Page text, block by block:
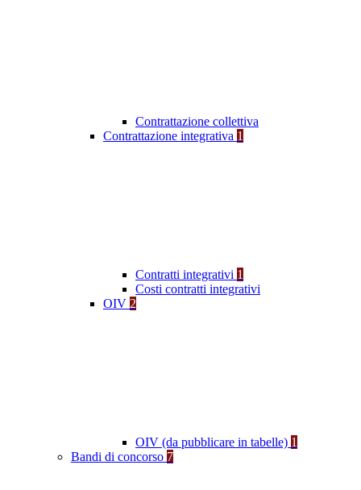
Contrattazione collettiva
Contrattazione integrativa 1
Contratti integrativi 1
Costi contratti integrativi
OIV 2
OIV (da pubblicare in tabelle) 1
Bandi di concorso 7